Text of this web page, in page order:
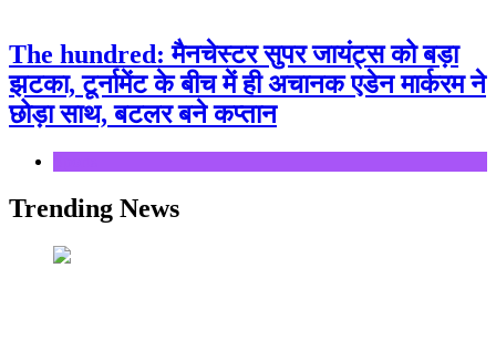
The hundred: मैनचेस्टर सुपर जायंट्स को बड़ा
झटका, टूर्नामेंट के बीच में ही अचानक एडेन मार्करम ने
छोड़ा साथ, बटलर बने कप्तान
Trending News